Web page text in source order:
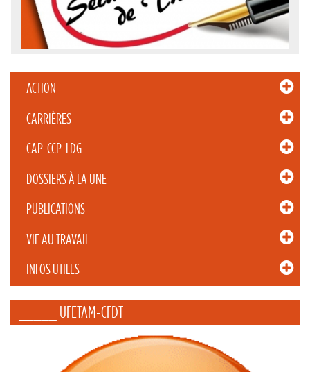
ACTION
CARRIÈRES
CAP-CCP-LDG
DOSSIERS À LA UNE
PUBLICATIONS
VIE AU TRAVAIL
INFOS UTILES
_____ UFETAM-CFDT